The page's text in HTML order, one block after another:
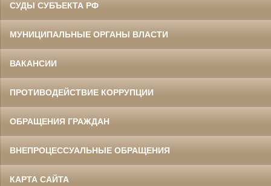
СУДЫ СУБЪЕКТА РФ
МУНИЦИПАЛЬНЫЕ ОРГАНЫ ВЛАСТИ
ВАКАНСИИ
ПРОТИВОДЕЙСТВИЕ КОРРУПЦИИ
ОБРАЩЕНИЯ ГРАЖДАН
ВНЕПРОЦЕССУАЛЬНЫЕ ОБРАЩЕНИЯ
КАРТА САЙТА